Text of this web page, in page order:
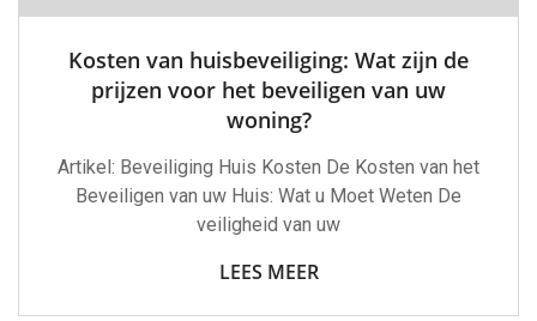
Kosten van huisbeveiliging: Wat zijn de
prijzen voor het beveiligen van uw
woning?
Artikel: Beveiliging Huis Kosten De Kosten van het
Beveiligen van uw Huis: Wat u Moet Weten De
veiligheid van uw
LEES MEER